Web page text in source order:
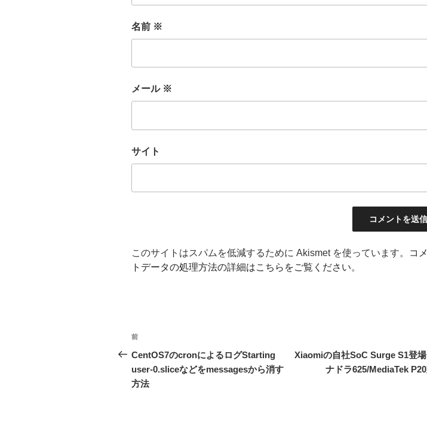
名前 ※
メール ※
サイト
このサイトはスパムを低減するために Akismet を使っています。
コ
トデータの処理方法の詳細はこちらをご覧ください。
投
稿
ナ
前
の
投
稿
前
CentOS7のcronによるログStarting
user-0.sliceなどをmessagesから消す
方法
Xiaomiの自社SoC Surge S1登
ナドラ625/MediaTek